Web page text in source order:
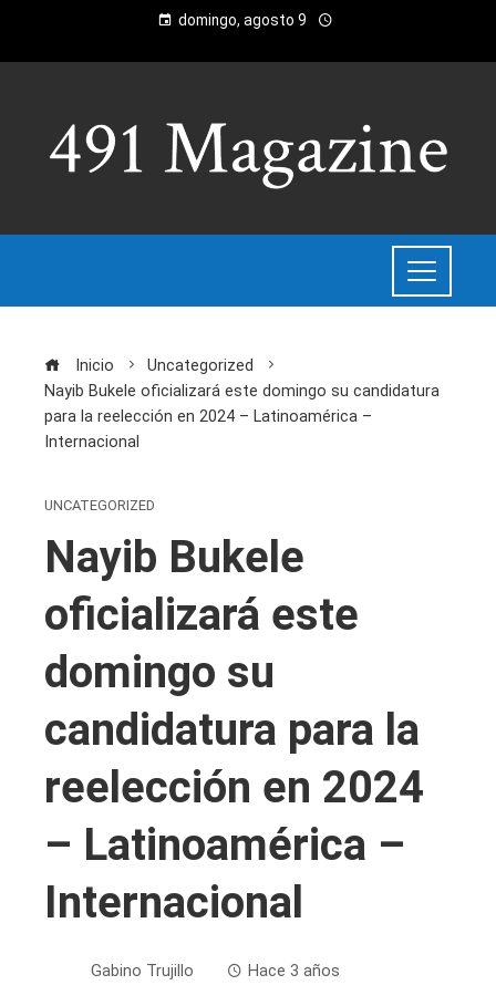
domingo, agosto 9
Inicio
Uncategorized
Nayib Bukele oficializará este domingo su candidatura
para la reelección en 2024 – Latinoamérica –
Internacional
UNCATEGORIZED
Nayib Bukele
oficializará este
domingo su
candidatura para la
reelección en 2024
– Latinoamérica –
Internacional
Gabino Trujillo Hace 3 años